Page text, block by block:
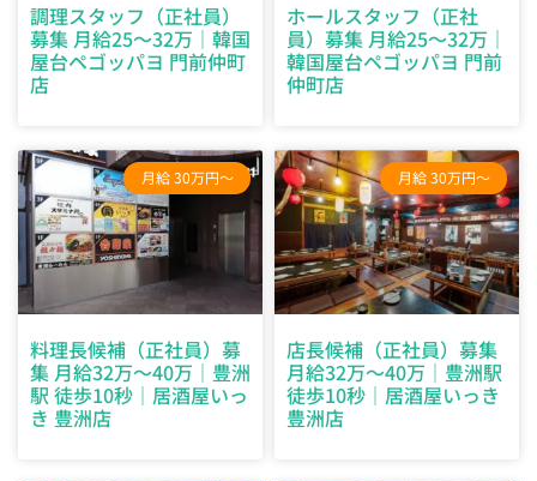
調理スタッフ（正社員）
募集 月給25～32万｜韓国
屋台ペゴッパヨ 門前仲町
店
ホールスタッフ（正社
員）募集 月給25～32万｜
韓国屋台ペゴッパヨ 門前
仲町店
月給 30万円～
料理長候補（正社員）募
集 月給32万～40万｜豊洲
駅 徒歩10秒｜居酒屋いっ
き 豊洲店
月給 30万円～
店長候補（正社員）募集
月給32万～40万｜豊洲駅
徒歩10秒｜居酒屋いっき
豊洲店